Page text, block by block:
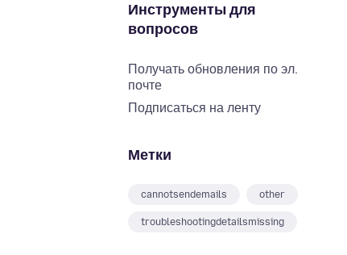
Инструменты для
вопросов
Получать обновления по эл.
почте
Подписаться на ленту
Метки
cannotsendemails other
troubleshootingdetailsmissing